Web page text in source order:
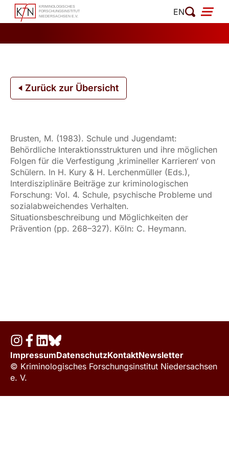
Zum
Inhalt
EN
Zurück zur Übersicht
Brusten, M. (1983). Schule und Jugendamt:
Behördliche Interaktionsstrukturen und ihre möglichen
Folgen für die Verfestigung ‚krimineller Karrieren‘ von
Schülern. In H. Kury & H. Lerchenmüller (Eds.),
Interdisziplinäre Beiträge zur kriminologischen
Forschung: Vol. 4. Schule, psychische Probleme und
sozialabweichendes Verhalten.
Situationsbeschreibung und Möglichkeiten der
Prävention (pp. 268–327). Köln: C. Heymann.
ImpressumDatenschutzKontaktNewsletter
© Kriminologisches Forschungsinstitut Niedersachsen
e. V.